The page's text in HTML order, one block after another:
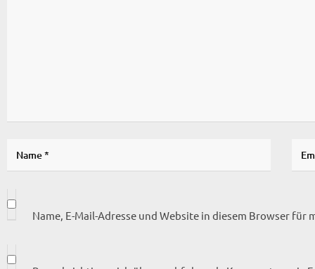
Name, E-Mail-Adresse und Website in diesem Browser für